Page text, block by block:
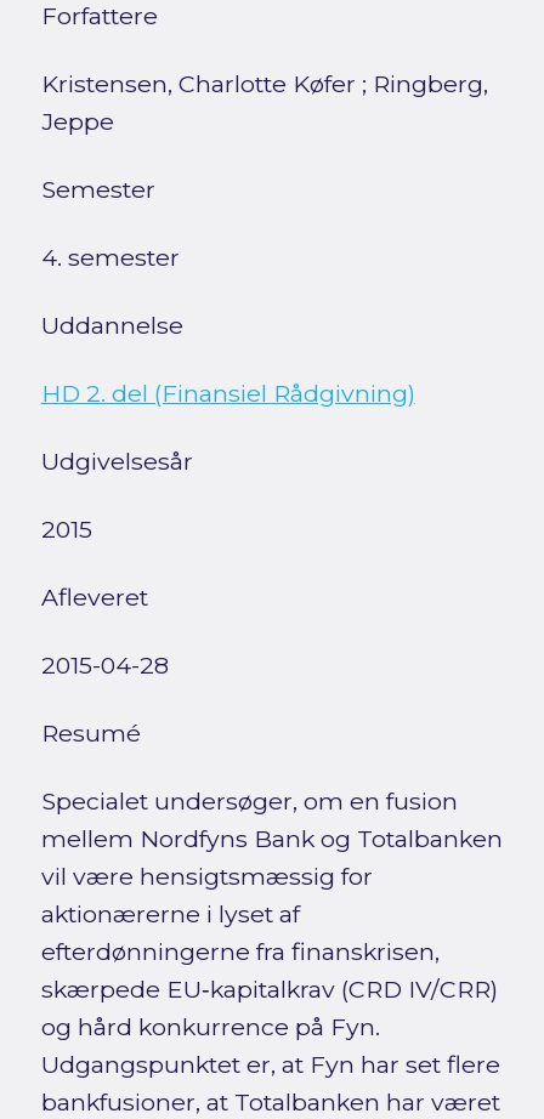
Forfattere
Kristensen, Charlotte Køfer ; Ringberg,
Jeppe
Semester
4. semester
Uddannelse
HD 2. del (Finansiel Rådgivning)
Udgivelsesår
2015
Afleveret
2015-04-28
Resumé
Specialet undersøger, om en fusion
mellem Nordfyns Bank og Totalbanken
vil være hensigtsmæssig for
aktionærerne i lyset af
efterdønningerne fra finanskrisen,
skærpede EU‑kapitalkrav (CRD IV/CRR)
og hård konkurrence på Fyn.
Udgangspunktet er, at Fyn har set flere
bankfusioner, at Totalbanken har været